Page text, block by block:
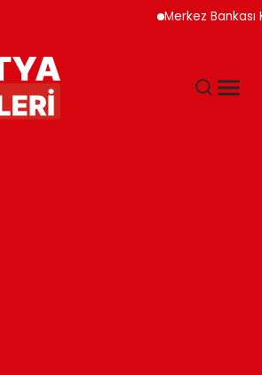
Merkez Bankası Kripto